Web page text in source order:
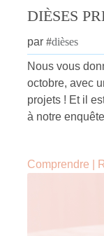
DIÈSES
par #dièses
Nous vous
octobre, avec
projets ! Et il
à notre
Comprendre